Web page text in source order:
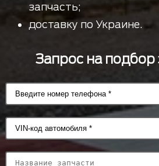
запчасть;
доставку по Украине.
Запрос на подбор